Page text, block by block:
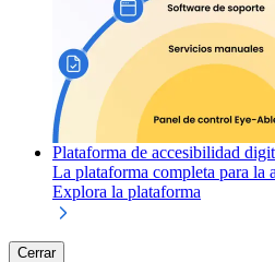
Plataforma de accesibilidad
La plataforma completa para la
Explora la plataforma
Cerrar